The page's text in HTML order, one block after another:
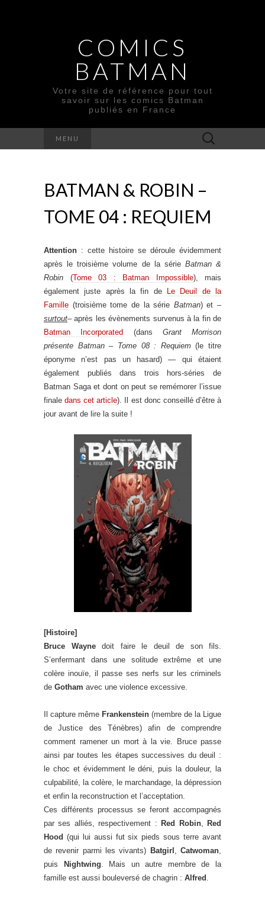
COMICS
BATMAN
Votre site de référence pour tout
savoir sur les comics Batman
publiés en France
MENU Rechercher :
BATMAN & ROBIN –
TOME 04 : REQUIEM
Attention : cette histoire se déroule évidemment
après le troisième volume de la série Batman &
Robin (Tome 03 : Batman Impossible), mais
également juste après la fin de
Le Deuil de la
Famille (troisième tome de la série Batman) et –
surtout– après les évènements survenus à la fin de
Batman Incorporated (dans Grant Morrison
présente Batman – Tome 08 : Requiem(le titre
éponyme n’est pas un hasard) — qui étaient
également publiés dans trois hors-séries de
Batman Saga et dont on peut se remémorer l’issue
finaledans cet article). Il est donc conseillé d’être à
jour avant de lire la suite !
[Histoire]
Bruce Waynedoit faire le deuil de son fils.
S’enfermant dans une solitude extrême et une
colère inouïe, il passe ses nerfs sur les criminels
de Gotham avec une violence excessive.
Il capture même Frankenstein (membre de la Ligue
de Justice des Ténèbres) afin de comprendre
comment ramener un mort à la vie. Bruce passe
ainsi par toutes les étapes successives du deuil :
le choc et évidemment le déni, puis la douleur, la
culpabilité, la colère, le marchandage, la dépression
et enfin la reconstruction et l’acceptation.
Ces différents processus se feront accompagnés
par ses alliés, respectivement : Red Robin, Red
Hood (qui lui aussi fut six pieds sous terre avant
de revenir parmi les vivants) Batgirl ,Catwoman,
puis
Nightwing. Mais un autre membre de la
famille est aussi bouleversé de chagrin : Alfred .